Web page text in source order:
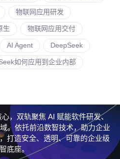
物联网应用研发
生 物联网应用交付
AI Agent DeepSeek
如何应用到企业内部
，双轨聚焦 AI 赋能软件研发、
。依托前沿数智技术，助力企业
打造安全、透明、可靠的企业级
底座。